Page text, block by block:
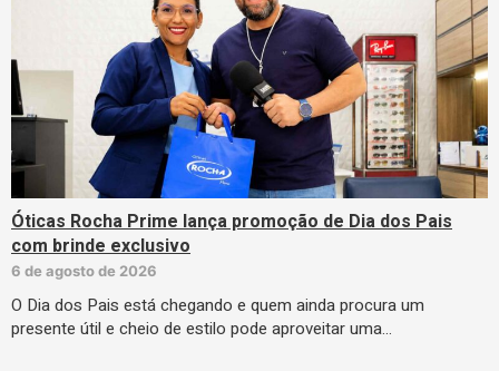
Óticas Rocha Prime lança promoção de Dia dos Pais
com brinde exclusivo
6 de agosto de 2026
O Dia dos Pais está chegando e quem ainda procura um
presente útil e cheio de estilo pode aproveitar uma…